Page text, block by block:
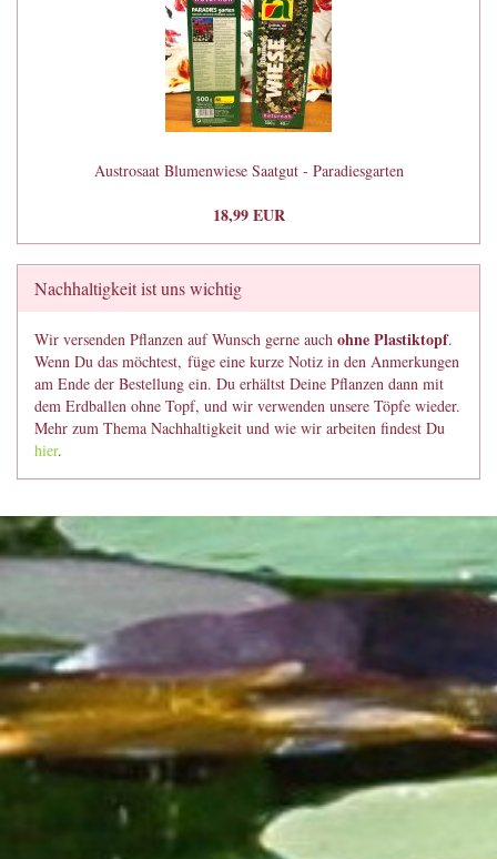
Austrosaat Blumenwiese Saatgut - Paradiesgarten
18,99 EUR
Nachhaltigkeit ist uns wichtig
Wir versenden Pflanzen auf Wunsch gerne auch ohne Plastiktopf.
Wenn Du das möchtest, füge eine kurze Notiz in den Anmerkungen
am Ende der Bestellung ein. Du erhältst Deine Pflanzen dann mit
dem Erdballen ohne Topf, und wir verwenden unsere Töpfe wieder.
Mehr zum Thema Nachhaltigkeit und wie wir arbeiten findest Du
hier.